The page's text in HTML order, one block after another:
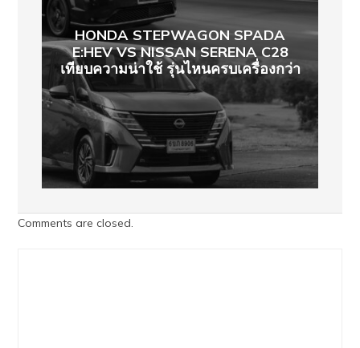
HONDA STEPWAGON SPADA
E:HEV VS NISSAN SERENA C28
เทียบความน่าใช้ รุ่นไหนครบเครื่องกว่า
Comments are closed.